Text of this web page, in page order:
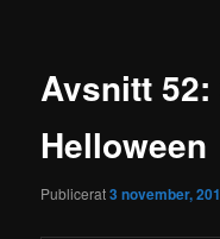
Avsnitt
Helloween
Publicerat3 november,